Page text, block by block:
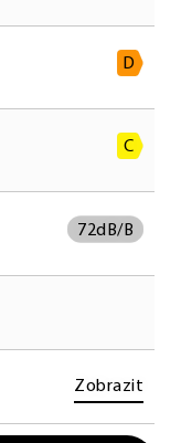
D
C
72dB/B
Zobrazit